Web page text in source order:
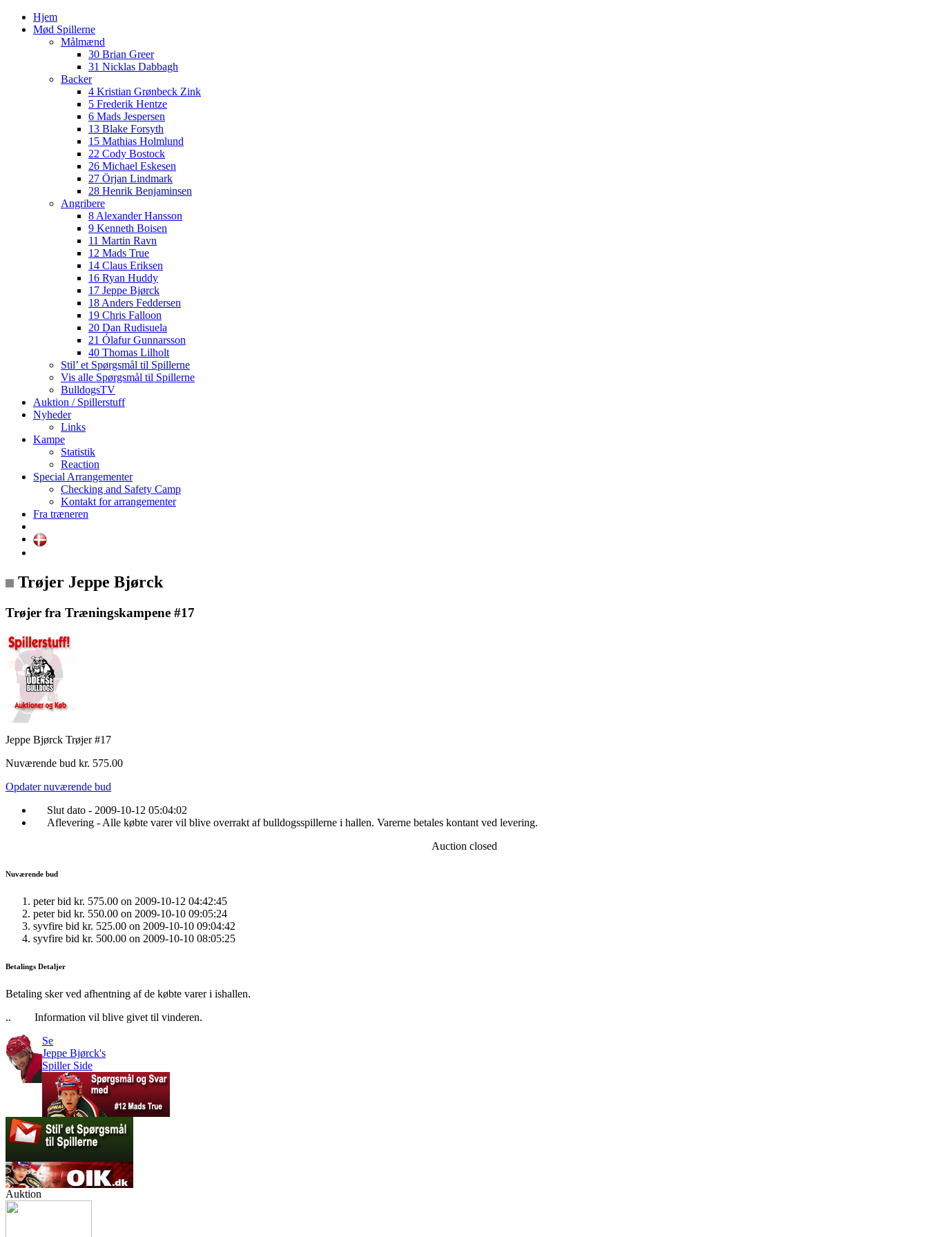
Hjem
Mød Spillerne
Målmænd
30 Brian Greer
31 Nicklas Dabbagh
Backer
4 Kristian Grønbeck Zink
5 Frederik Hentze
6 Mads Jespersen
13 Blake Forsyth
15 Mathias Holmlund
22 Cody Bostock
26 Michael Eskesen
27 Örjan Lindmark
28 Henrik Benjaminsen
Angribere
8 Alexander Hansson
9 Kenneth Boisen
11 Martin Ravn
12 Mads True
14 Claus Eriksen
16 Ryan Huddy
17 Jeppe Bjørck
18 Anders Feddersen
19 Chris Falloon
20 Dan Rudisuela
21 Ólafur Gunnarsson
40 Thomas Lilholt
Stil’ et Spørgsmål til Spillerne
Vis alle Spørgsmål til Spillerne
BulldogsTV
Auktion / Spillerstuff
Nyheder
Links
Kampe
Statistik
Reaction
Special Arrangementer
Checking and Safety Camp
Kontakt for arrangementer
Fra træneren
Trøjer Jeppe Bjørck
Trøjer fra Træningskampene #17
Jeppe Bjørck Trøjer #17
Nuværende bud kr. 575.00
Opdater nuværende bud
Slut dato - 2009-10-12 05:04:02
Aflevering - Alle købte varer vil blive overrakt af bulldogsspillerne i hallen. Varerne betales kontant ved levering.
Auction closed
Nuværende bud
peter bid kr. 575.00 on 2009-10-12 04:42:45
peter bid kr. 550.00 on 2009-10-10 09:05:24
syvfire bid kr. 525.00 on 2009-10-10 09:04:42
syvfire bid kr. 500.00 on 2009-10-10 08:05:25
Betalings Detaljer
Betaling sker ved afhentning af de købte varer i ishallen.
..
Information vil blive givet til vinderen.
Se
Jeppe Bjørck's
Spiller Side
Auktion